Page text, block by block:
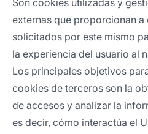
Son cookies utilizadas y
externas que proporcionan
solicitados por este mismo
la experiencia del usuario al
Los principales objetivos
cookies de terceros son la
de accesos y analizar la
es decir, cómo interactúa el